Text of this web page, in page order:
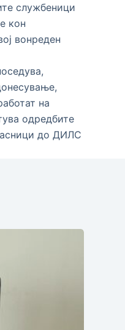
службеници
кон
вонреден
на
одредбите
до ДИЛС